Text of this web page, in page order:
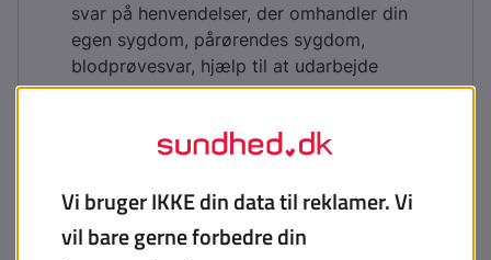
svar på henvendelser, der omhandler din
egen sygdom, pårørendes sygdom,
blodprøvesvar, hjælp til at udarbejde
skoleopgaver og litteratursøgning.
Indhold leveret af
Lægehåndbogen